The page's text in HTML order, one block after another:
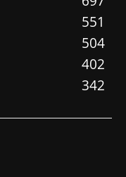
551
504
402
342